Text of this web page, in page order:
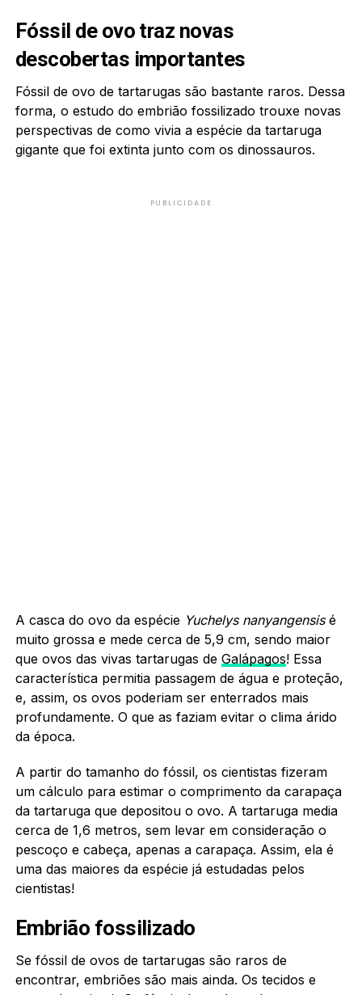
Fóssil de ovo traz novas
descobertas importantes
Fóssil de ovo de tartarugas são bastante raros. Dessa
forma, o estudo do embrião fossilizado trouxe novas
perspectivas de como vivia a espécie da tartaruga
gigante que foi extinta junto com os dinossauros.
PUBLICIDADE
A casca do ovo da espécie Yuchelys nanyangensisé
muito grossa e mede cerca de 5,9 cm, sendo maior
que ovos das vivas tartarugas de Galápagos! Essa
característica permitia passagem de água e proteção,
e, assim, os ovos poderiam ser enterrados mais
profundamente. O que as faziam evitar o clima árido
da época.
A partir do tamanho do fóssil, os cientistas fizeram
um cálculo para estimar o comprimento da carapaça
da tartaruga que depositou o ovo. A tartaruga media
cerca de 1,6 metros, sem levar em consideração o
pescoço e cabeça, apenas a carapaça. Assim, ela é
uma das maiores da espécie já estudadas pelos
cientistas!
Embrião fossilizado
Se fóssil de ovos de tartarugas são raros de
encontrar, embriões são mais ainda. Os tecidos e